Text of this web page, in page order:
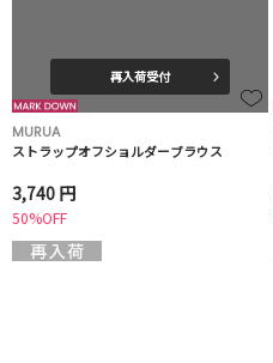
再入荷受付
MURUA
ストラップオフショルダーブラウス
3,740 円
50%OFF